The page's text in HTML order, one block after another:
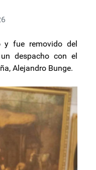
y fue removido del
despacho con el
Alejandro Bunge.